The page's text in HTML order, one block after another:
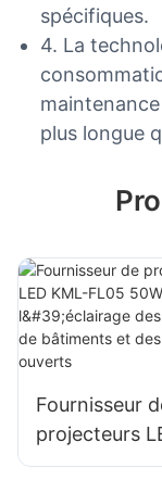
spécifiques.
4. La
plus longue
Fournisseur
projecteurs
KML-FL05